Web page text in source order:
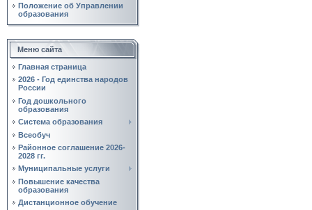
Положение об Управлении
образования
Меню сайта
Главная страница
2026 - Год единства народов
России
Год дошкольного
образования
Система образования
Всеобуч
Районное соглашение 2026-
2028 гг.
Муниципальные услуги
Повышение качества
образования
Дистанционное обучение